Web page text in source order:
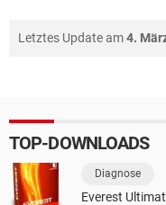
Letztes Update am4.
TOP-DOWNLOADS
Diagnose
Everest